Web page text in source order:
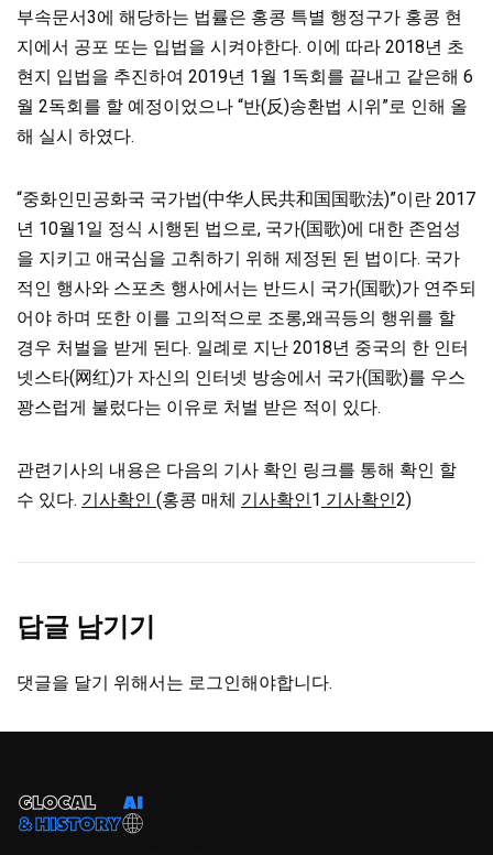
부속문서3에 해당하는 법률은 홍콩 특별 행정구가 홍콩 현
지에서 공포 또는 입법을 시켜야한다. 이에 따라 2018년 초
현지 입법을 추진하여 2019년 1월 1독회를 끝내고 같은해 6
월 2독회를 할 예정이었으나 “반(反)송환법 시위”로 인해 올
해 실시 하였다.
“중화인민공화국 국가법(中华人民共和国国歌法)”이란 2017
년 10월1일 정식 시행된 법으로, 국가(国歌)에 대한 존엄성
을 지키고 애국심을 고취하기 위해 제정된 된 법이다. 국가
적인 행사와 스포츠 행사에서는 반드시 국가(国歌)가 연주되
어야 하며 또한 이를 고의적으로 조롱,왜곡등의 행위를 할
경우 처벌을 받게 된다. 일례로 지난 2018년 중국의 한 인터
넷스타(网红)가 자신의 인터넷 방송에서 국가(国歌)를 우스
꽝스럽게 불렀다는 이유로 처벌 받은 적이 있다.
관련기사의 내용은 다음의 기사 확인 링크를 통해 확인 할
수 있다. 기사확인 (홍콩 매체 기사확인1 기사확인2)
답글 남기기
댓글을 달기 위해서는 로그인해야합니다.